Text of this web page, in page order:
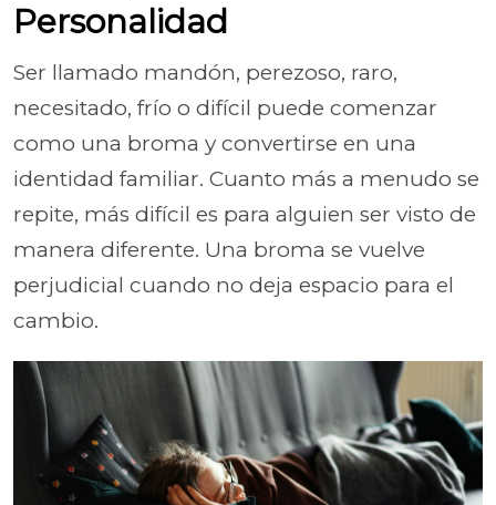
Personalidad
Ser llamado mandón, perezoso, raro,
necesitado, frío o difícil puede comenzar
como una broma y convertirse en una
identidad familiar. Cuanto más a menudo se
repite, más difícil es para alguien ser visto de
manera diferente. Una broma se vuelve
perjudicial cuando no deja espacio para el
cambio.